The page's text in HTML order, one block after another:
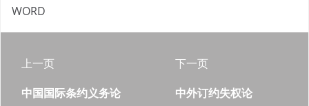
WORD
上一页
中国国际条约义务论
下一页
中外订约失权论